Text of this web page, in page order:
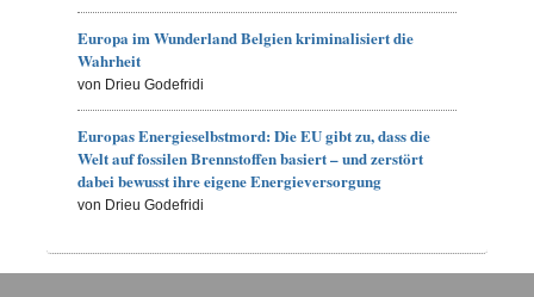
Europa im Wunderland Belgien kriminalisiert die
Wahrheit
von Drieu Godefridi
Europas Energieselbstmord: Die EU gibt zu, dass die
Welt auf fossilen Brennstoffen basiert – und zerstört
dabei bewusst ihre eigene Energieversorgung
von Drieu Godefridi